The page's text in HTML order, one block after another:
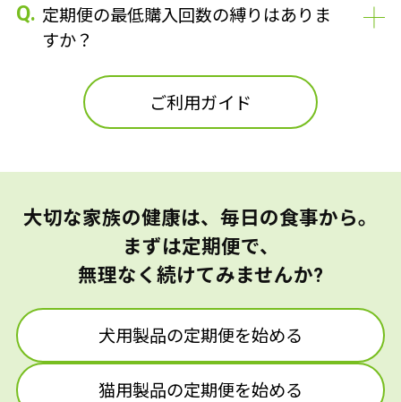
Q. 定期便の最低購入回数の縛りはありま
すか？
ご利用ガイド
大切な家族の健康は、毎日の食事から。
まずは定期便で、
無理なく続けてみませんか?
犬用製品の定期便を始める
猫用製品の定期便を始める